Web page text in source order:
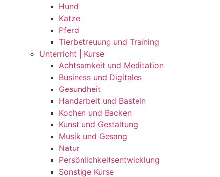
Hund
Katze
Pferd
Tierbetreuung und Training
Unterricht | Kurse
Achtsamkeit und Meditation
Business und Digitales
Gesundheit
Handarbeit und Basteln
Kochen und Backen
Kunst und Gestaltung
Musik und Gesang
Natur
Persönlichkeitsentwicklung
Sonstige Kurse